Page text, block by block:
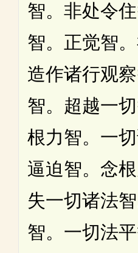
智。非处令
智。正觉智
造作诸行观
智。超越一
根力智。一
逼迫智。念
失一切诸法
智。一切法